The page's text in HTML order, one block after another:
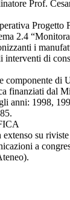
Prof.
Progetto
2.4
i
interventi di
componente di
finanziati dal
anni: 1998,
su
a